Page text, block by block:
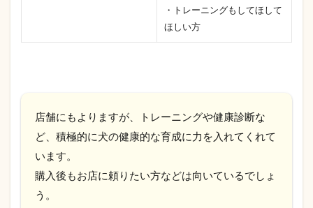
・トレーニングもしてほして
ほしい方
店舗にもよりますが、トレーニングや健康診断な
ど、積極的に犬の健康的な育成に力を入れてくれて
います。
購入後もお店に頼りたい方などは向いているでしょ
う。